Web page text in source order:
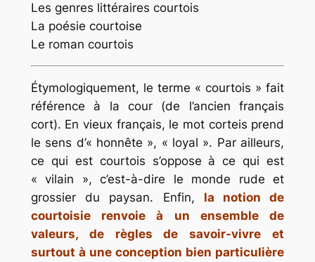
Les genres littéraires courtois
La poésie courtoise
Le roman courtois
Étymologiquement, le terme « courtois » fait
référence à la cour (de l’ancien français
cort). En vieux français, le mot corteis prend
le sens d’« honnête », « loyal ». Par ailleurs,
ce qui est courtois s’oppose à ce qui est
« vilain », c’est-à-dire le monde rude et
grossier du paysan. Enfin, la notion de
courtoisie renvoie à un ensemble de
valeurs, de règles de savoir-vivre et
surtout à une conception bien particulière